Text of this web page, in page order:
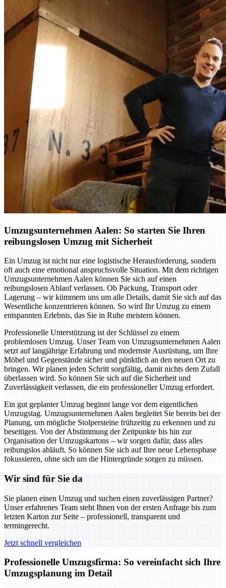
Umzugsunternehmen Aalen: So starten Sie Ihren
reibungslosen Umzug mit Sicherheit
Ein Umzug ist nicht nur eine logistische Herausforderung, sondern
oft auch eine emotional anspruchsvolle Situation. Mit dem richtigen
Umzugsunternehmen Aalen können Sie sich auf einen
reibungslosen Ablauf verlassen. Ob Packung, Transport oder
Lagerung – wir kümmern uns um alle Details, damit Sie sich auf das
Wesentliche konzentrieren können. So wird Ihr Umzug zu einem
entspannten Erlebnis, das Sie in Ruhe meistern können.
Professionelle Unterstützung ist der Schlüssel zu einem
problemlosen Umzug. Unser Team von Umzugsunternehmen Aalen
setzt auf langjährige Erfahrung und modernste Ausrüstung, um Ihre
Möbel und Gegenstände sicher und pünktlich an den neuen Ort zu
bringen. Wir planen jeden Schritt sorgfältig, damit nichts dem Zufall
überlassen wird. So können Sie sich auf die Sicherheit und
Zuverlässigkeit verlassen, die ein professioneller Umzug erfordert.
Ein gut geplanter Umzug beginnt lange vor dem eigentlichen
Umzugstag. Umzugsunternehmen Aalen begleitet Sie bereits bei der
Planung, um mögliche Stolpersteine frühzeitig zu erkennen und zu
beseitigen. Von der Abstimmung der Zeitpunkte bis hin zur
Organisation der Umzugskartons – wir sorgen dafür, dass alles
reibungslos abläuft. So können Sie sich auf Ihre neue Lebensphase
fokussieren, ohne sich um die Hintergründe sorgen zu müssen.
Wir sind für Sie da
Sie planen einen Umzug und suchen einen zuverlässigen Partner?
Unser erfahrenes Team steht Ihnen von der ersten Anfrage bis zum
letzten Karton zur Seite – professionell, transparent und
termingerecht.
Jetzt schnell vergleichen
Professionelle Umzugsfirma: So vereinfacht sich Ihre
Umzugsplanung im Detail